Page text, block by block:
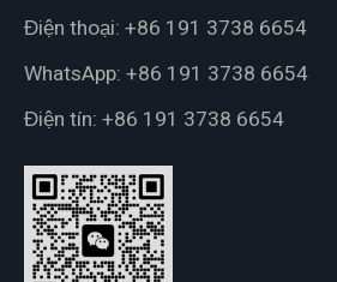
Điện thoại: +86 191 3738 6654
WhatsApp: +86 191 3738 6654
Điện tín: +86 191 3738 6654